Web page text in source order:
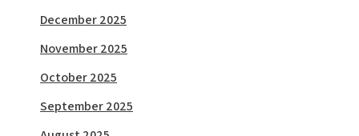
December 2025
November 2025
October 2025
September 2025